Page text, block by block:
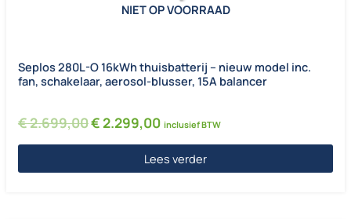
NIET OP VOORRAAD
Seplos 280L-O 16kWh thuisbatterij – nieuw model inc.
fan, schakelaar, aerosol-blusser, 15A balancer
€2.699,00Oorspronkelijke prijs was: € 2.699,00.
€2.299,00Huidige prijs is: € 2.299,00.
inclusief BTW
Lees verder